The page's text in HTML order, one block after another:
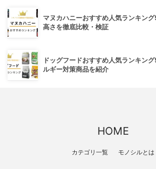
マヌカハニーおすすめ人気ランキン
高さを徹底比較・検証
ドッグフードおすすめ人気ランキン
ルギー対策商品を紹介
HOME
カテゴリ一覧 モノシルとは